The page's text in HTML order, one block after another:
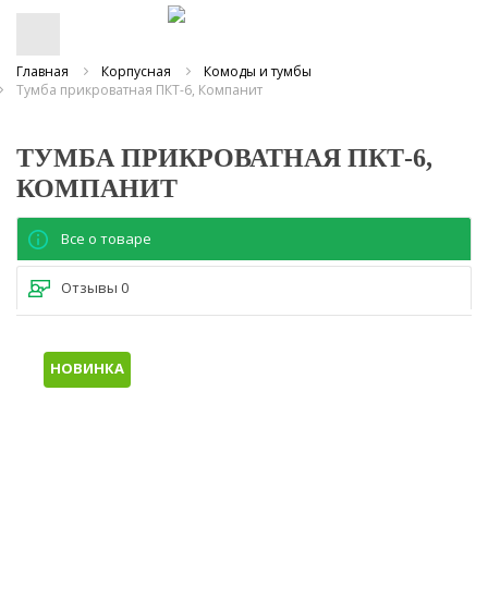
Главная Корпусная
Комоды и тумбы
Тумба прикроватная ПКТ-6, Компанит
ТУМБА ПРИКРОВАТНАЯ ПКТ-6,
КОМПАНИТ
Все о товаре
Отзывы 0
НОВИНКА